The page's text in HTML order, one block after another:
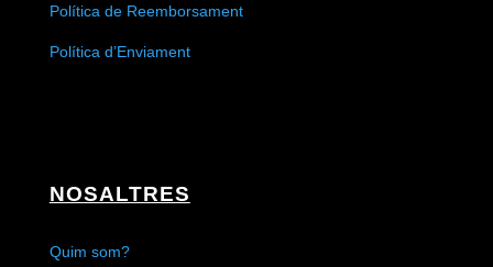
Política de Reemborsament
Política d’Enviament
NOSALTRES
Quim som?